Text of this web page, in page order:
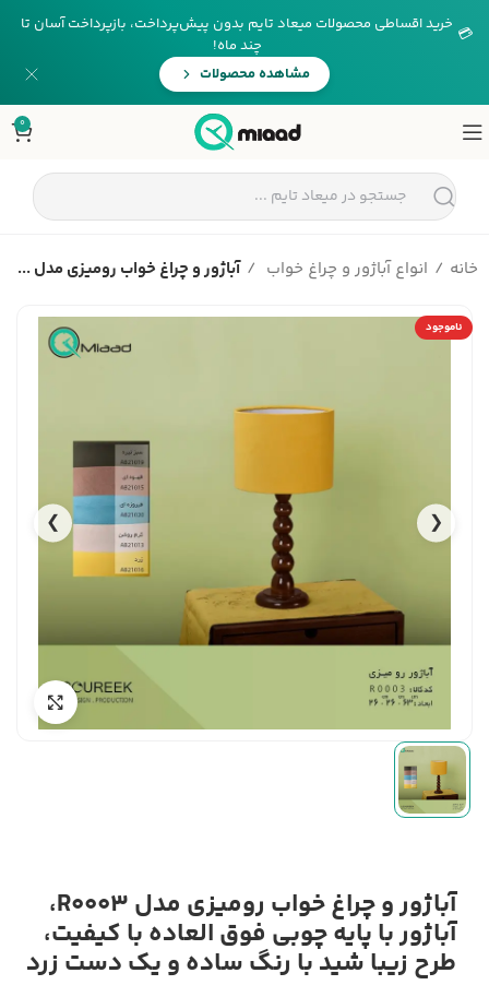
💳 خرید اقساطی محصولات میعاد تایم بدون پیش‌پرداخت، بازپرداخت آسان تا
چند ماه!
مشاهده محصولات
0
خانه انواع آباژور و چراغ خواب آباژور و چراغ خواب رومیزی مدل ...
ناموجود
❮
❯
آباژور و چراغ خواب رومیزی مدل R0003،
آباژور با پایه چوبی فوق العاده با کیفیت،
طرح زیبا شید با رنگ ساده و یک دست زرد